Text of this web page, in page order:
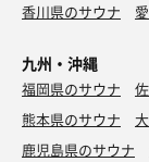
香川県のサウナ
九州・沖縄
福岡県のサウナ
熊本県のサウナ
鹿児島県のサウナ